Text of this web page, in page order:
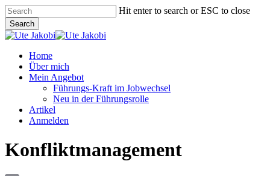
Skip
to
main
content
Hit enter to search or ESC to close
Search
Close
Menu
Home
Über mich
Mein Angebot
Führungs-Kraft im Jobwechsel
Neu in der Führungsrolle
Artikel
Anmelden
Konfliktmanagement